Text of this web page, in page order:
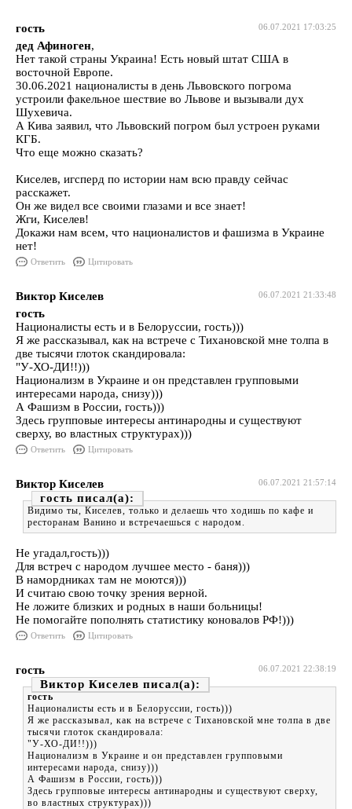
06.07.2021 17:03:25
гость
дед Афиноген,
Нет такой страны Украина! Есть новый штат США в
восточной Европе.
30.06.2021 националисты в день Львовского погрома
устроили факельное шествие во Львове и вызывали дух
Шухевича.
А Кива заявил, что Львовский погром был устроен руками
КГБ.
Что еще можно сказать?
Киселев, игсперд по истории нам всю правду сейчас
расскажет.
Он же видел все своими глазами и все знает!
Жги, Киселев!
Докажи нам всем, что националистов и фашизма в Украине
нет!
Ответить Цитировать
06.07.2021 21:33:48
Виктор Киселев
гость
Националисты есть и в Белоруссии, гость)))
Я же рассказывал, как на встрече с Тихановской мне толпа в
две тысячи глоток скандировала:
"У-ХО-ДИ!!)))
Национализм в Украине и он представлен групповыми
интересами народа, снизу)))
А Фашизм в России, гость)))
Здесь групповые интересы антинародны и существуют
сверху, во властных структурах)))
Ответить Цитировать
06.07.2021 21:57:14
Виктор Киселев
гость
Видимо ты, Киселев, только и делаешь что ходишь по кафе и
ресторанам Ванино и встречаешься с народом.
Не угадал,гость)))
Для встреч с народом лучшее место - баня)))
В намордниках там не моются)))
И считаю свою точку зрения верной.
Не ложите близких и родных в наши больницы!
Не помогайте пополнять статистику коновалов РФ!)))
Ответить Цитировать
06.07.2021 22:38:19
гость
Виктор Киселев
гость
Националисты есть и в Белоруссии, гость)))
Я же рассказывал, как на встрече с Тихановской мне толпа в две
тысячи глоток скандировала:
"У-ХО-ДИ!!)))
Национализм в Украине и он представлен групповыми
интересами народа, снизу)))
А Фашизм в России, гость)))
Здесь групповые интересы антинародны и существуют сверху,
во властных структурах)))